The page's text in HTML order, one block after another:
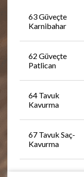
63 Güveçte
Karnibahar
62 Güveçte
Patlican
64 Tavuk
Kavurma
67 Tavuk Saç-
Kavurma